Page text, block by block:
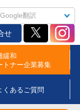
せ
緩和
トナー企業募集
くあるご質問